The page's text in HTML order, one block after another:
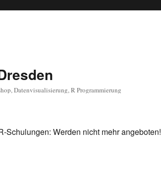
Datenvisualisierung, R Programmierung
Schulungen: Werden nicht mehr angeboten!